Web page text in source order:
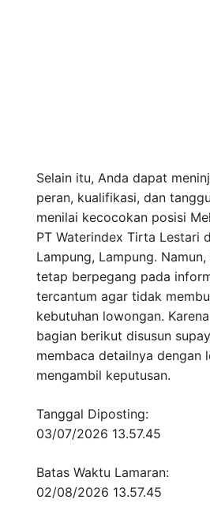
Selain itu, Anda dapat
peran, kualifikasi, dan
menilai kecocokan posisi
PT Waterindex Tirta Lestari
Lampung, Lampung.
tetap berpegang pada
tercantum agar tidak
kebutuhan lowongan.
bagian berikut disusun
membaca detailnya dengan
mengambil keputusan.
Tanggal Diposting:
03/07/2026 13.57.45
Batas Waktu Lamaran:
02/08/2026 13.57.45